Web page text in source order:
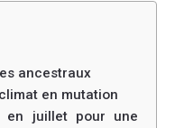
ancestraux
en mutation
en juillet pour une